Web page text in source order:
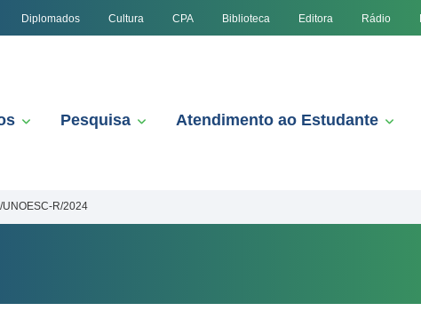
Diplomados Cultura CPA Biblioteca Editora Rádio
Pesquisa Atendimento ao Estudante
UNOESC-R/2024